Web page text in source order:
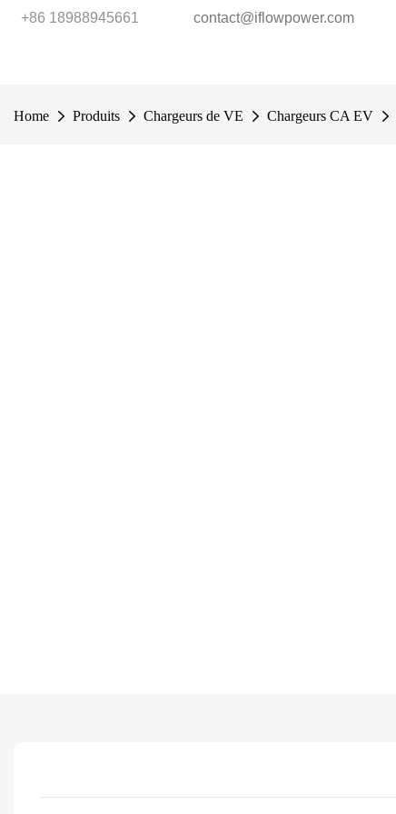
+86 18988945661 contact@iflowpower.com
Home Produits Chargeurs de VE Chargeurs CA EV